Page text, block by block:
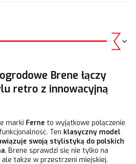
Brene łączy
retro z innowacyjną
marki Ferne to wyjątkowe połączenie
Ten klasyczny model
swoją stylistyką do polskich
. Brene sprawdzi się nie tylko na
także w przestrzeni miejskiej.